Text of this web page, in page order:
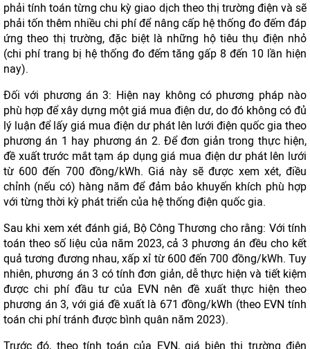
phải tính toán từng chu kỳ giao dịch theo thị trường điện và sẽ
phải tốn thêm nhiều chi phí để nâng cấp hệ thống đo đếm đáp
ứng theo thị trường, đặc biệt là những hộ tiêu thụ điện nhỏ
(chi phí trang bị hệ thống đo đếm tăng gấp 8 đến 10 lần hiện
nay).
Đối với phương án 3: Hiện nay không có phương pháp nào
phù hợp để xây dựng một giá mua điện dư, do đó không có đủ
lý luận để lấy giá mua điện dư phát lên lưới điện quốc gia theo
phương án 1 hay phương án 2. Để đơn giản trong thực hiện,
đề xuất trước mắt tạm áp dụng giá mua điện dư phát lên lưới
từ 600 đến 700 đồng/kWh. Giá này sẽ được xem xét, điều
chỉnh (nếu có) hàng năm để đảm bảo khuyến khích phù hợp
với từng thời kỳ phát triển của hệ thống điện quốc gia.
Sau khi xem xét đánh giá, Bộ Công Thương cho rằng: Với tính
toán theo số liệu của năm 2023, cả 3 phương án đều cho kết
quả tương đương nhau, xấp xỉ từ 600 đến 700 đồng/kWh. Tuy
nhiên, phương án 3 có tính đơn giản, dễ thực hiện và tiết kiệm
được chi phí đầu tư của EVN nên đề xuất thực hiện theo
phương án 3, với giá đề xuất là 671 đồng/kWh (theo EVN tính
toán chi phí tránh được bình quân năm 2023).
Trước đó, theo tính toán của EVN, giá biên thị trường điện